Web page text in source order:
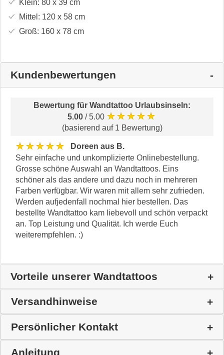
Klein: 80 x 39 cm
Mittel: 120 x 58cm
Groß: 160 x 78cm
Kundenbewertungen
Bewertung für Wandtattoo Urlaubsinseln:
5.00 / 5.00 ★★★★★
(basierend auf 1 Bewertung)
★★★★★
Doreen aus B.
Sehr einfache und unkomplizierte Onlinebestellung.
Grosse schöne Auswahl an Wandtattoos. Eins
schöner als das andere und dazu noch in mehreren
Farben verfügbar. Wir waren mit allem sehr zufrieden.
Werden aufjedenfall nochmal hier bestellen. Das
bestellte Wandtattoo kam liebevoll und schön verpackt
an. Top Leistung und Qualität. Ich werde Euch
weiterempfehlen. :)
Vorteile unserer Wandtattoos
Versandhinweise
Persönlicher Kontakt
Anleitung